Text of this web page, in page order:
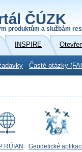
ČÚZK
produktům a službám
INSPIRE
Časté otázky
RÚIAN Geodetické